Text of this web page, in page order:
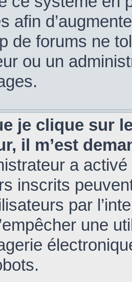
afin
de forums ne
ou un
je clique sur
il m’est
a
inscrits
par
une